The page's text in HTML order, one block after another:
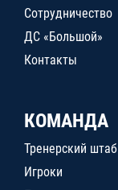
Сотрудничество
ДС «Большой»
Контакты
КОМАНДА
Тренерский штаб
Игроки